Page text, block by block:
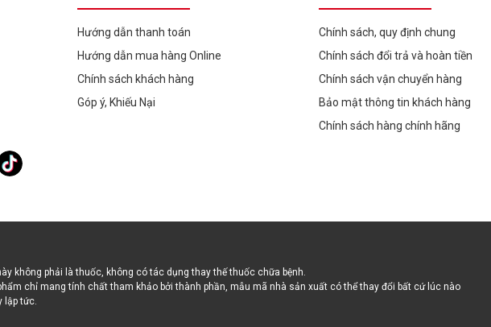
Hướng dẫn thanh toán
Hướng dẫn mua hàng Online
Chính sách khách hàng
Góp ý, Khiếu Nại
Chính sách, quy định chung
Chính sách đổi trả và hoàn tiền
Chính sách vận chuyển hàng
Bảo mật thông tin khách hàng
Chính sách hàng chính hãng
không phải là thuốc, không có tác dụng thay thế thuốc chữa bệnh.
chỉ mang tính chất tham khảo bởi thành phần, mẫu mã nhà sản xuất có thể thay đổi bất cứ lúc nào
lập tức.